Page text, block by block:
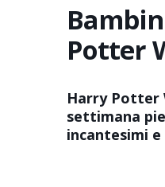
Potter
Harry Potter
settimana
incantesimi e